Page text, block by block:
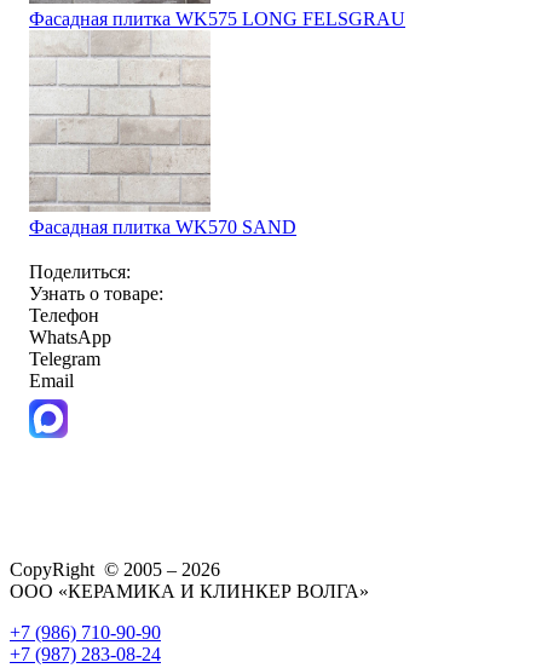
Фасадная плитка WK575 LONG FELSGRAU
Фасадная плитка WK570 SAND
Поделиться:
Узнать о товаре:
Телефон
WhatsApp
Telegram
Email
CopyRight © 2005 – 2026
ООО «КЕРАМИКА И КЛИНКЕР ВОЛГА»
+7 (986) 710-90-90
+7 (987) 283-08-24